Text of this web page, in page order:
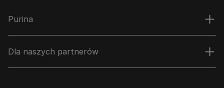
Purina
Dla naszych partnerów